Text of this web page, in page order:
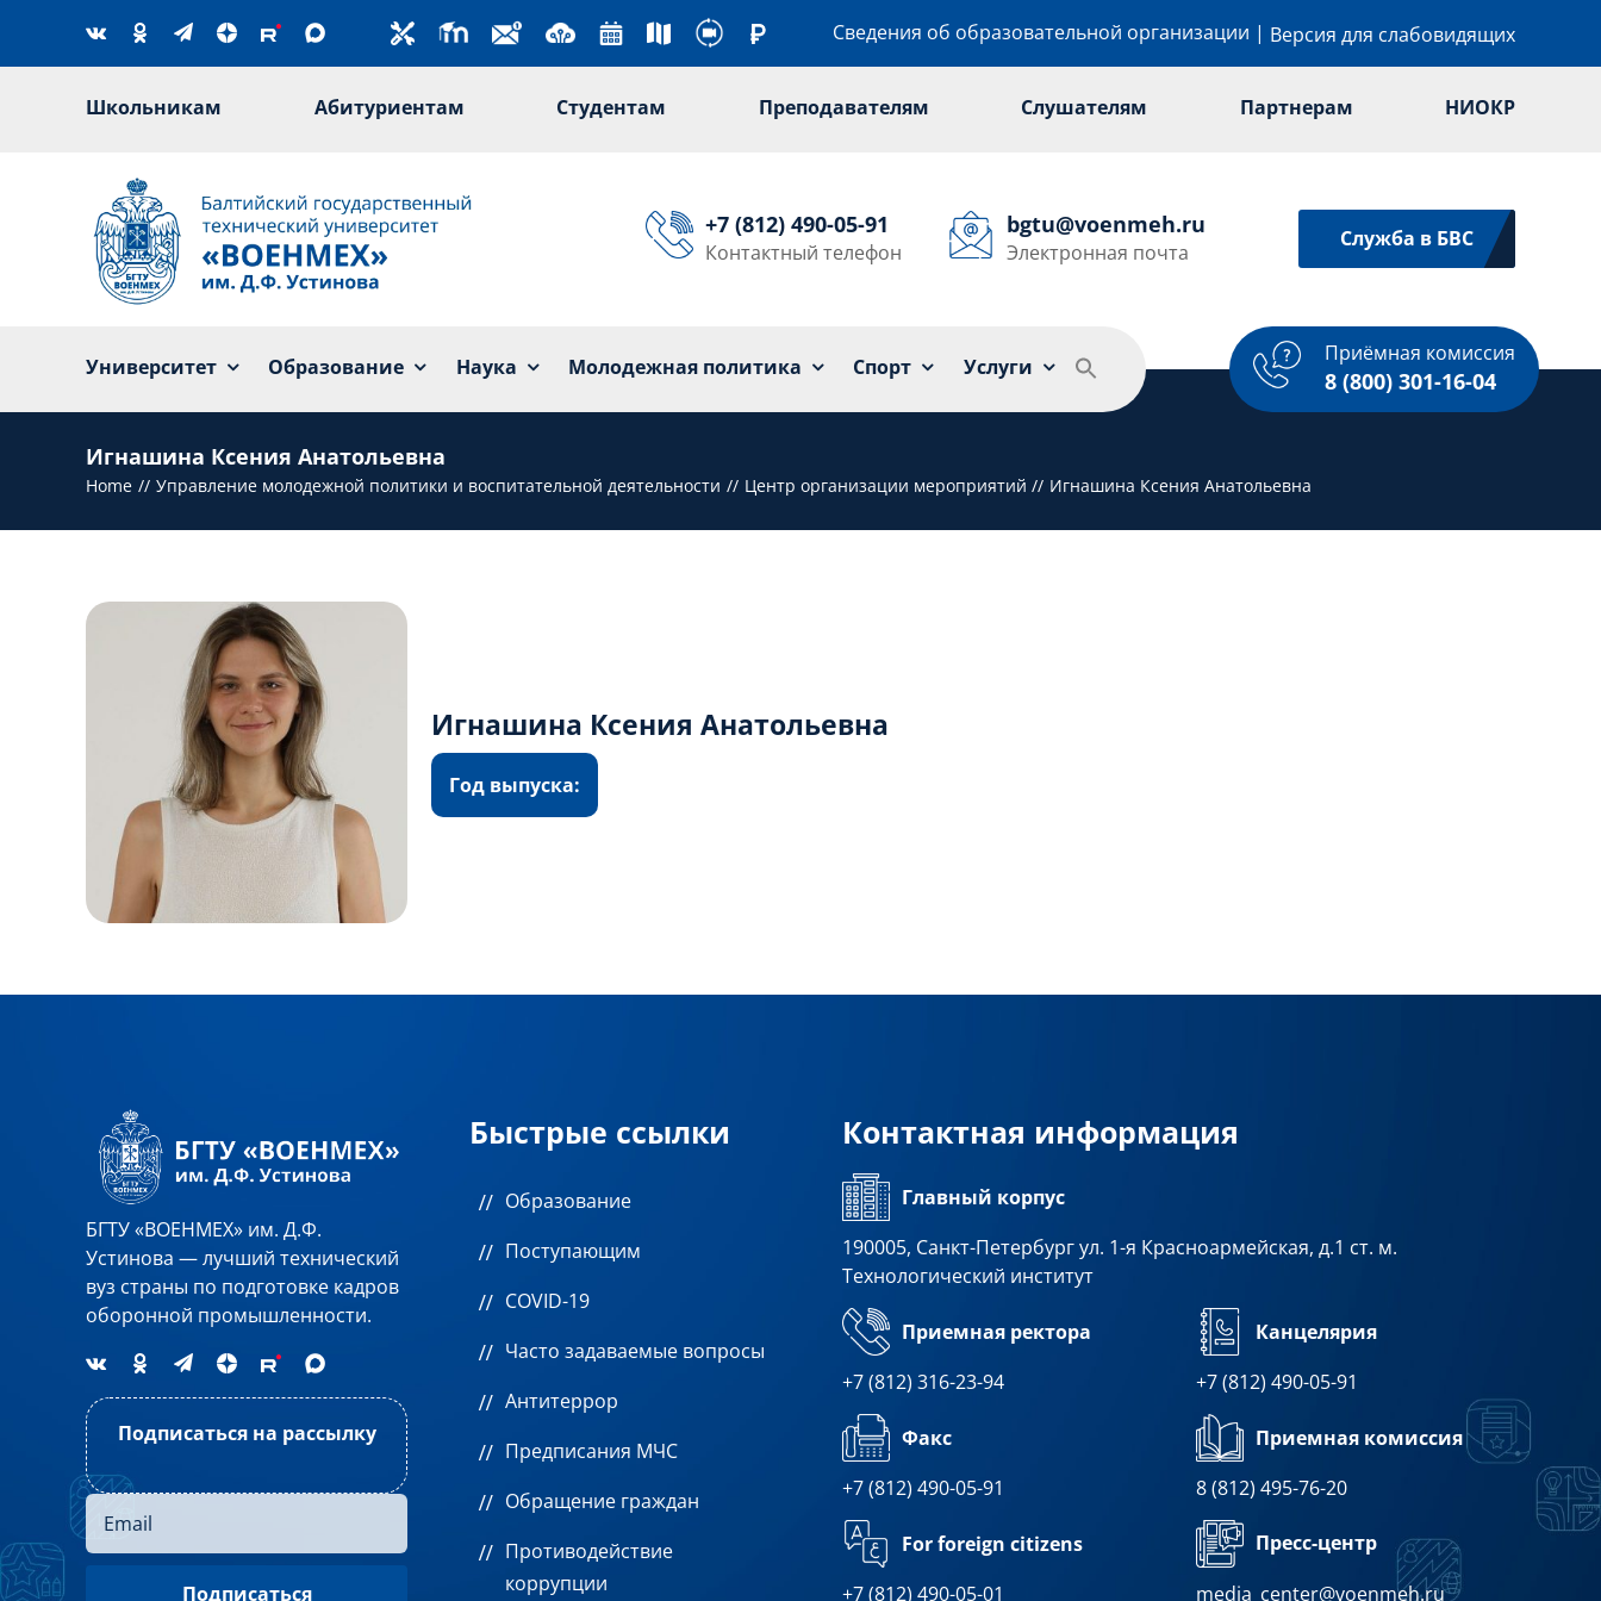
content
Сведения об образовательной организации | Версия для слабовидящих
Школьникам Абитуриентам Студентам Преподавателям Слушателям Партнерам НИОКР
+7 (812) 490-05-91
Контактный телефон
bgtu@voenmeh.ru
Электронная почта
Служба в БВС
Университет Образование Наука Молодежная политика Спорт Услуги
Приёмная комиссия
8 (800) 301-16-04
Университет Образование Наука Молодежная политика Спорт Услуги
Игнашина Ксения Анатольевна
Home Управление молодежной политики и воспитательной деятельности Центр организации мероприятий Игнашина Ксения Анатольевна
Игнашина Ксения Анатольевна
Год выпуска:
БГТУ «ВОЕНМЕХ» им. Д.Ф.
Устинова — лучший технический
вуз страны по подготовке кадров
оборонной промышленности.
Подписаться на рассылку
Быстрые ссылки
Образование
Поступающим
COVID-19
Часто задаваемые вопросы
Антитеррор
Предписания МЧС
Обращение граждан
Противодействие
коррупции
Контактная информация
Главный корпус
190005, Санкт-Петербург ул. 1-я Красноармейская, д.1 ст. м.
Технологический институт
Приемная ректора
+7 (812) 316-23-94
Канцелярия
+7 (812) 490-05-91
Факс
+7 (812) 490-05-91
Приемная комиссия
8 (812) 495-76-20
For foreign citizens
+7 (812) 490-05-01
Пресс-центр
media_center@voenmeh.ru